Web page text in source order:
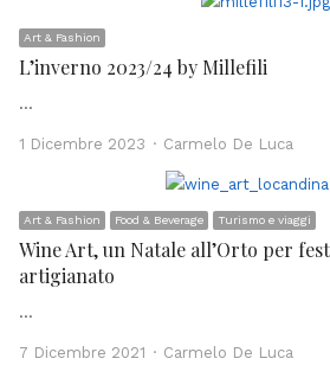
Art & Fashion
L’inverno 2023/24 by Millefili
…
1 Dicembre 2023 Author
Carmelo De Luca
Art & Fashion Food & Beverage Turismo e viaggi
Wine Art, un Natale all’Orto per
artigianato
…
7 Dicembre 2021 Author
Carmelo De Luca